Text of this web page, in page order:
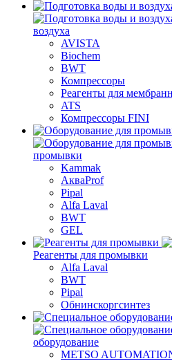
воздуха
AVISTA
Biochem
BWT
Компрессоры
Реагенты для
ATS
Компрессоры FINI
промывки
Kammak
АкваProf
Pipal
Alfa Laval
BWT
GEL
Реагенты для промывки
Alfa Laval
BWT
Pipal
Обнинскоргсинтез
оборудование
METSO